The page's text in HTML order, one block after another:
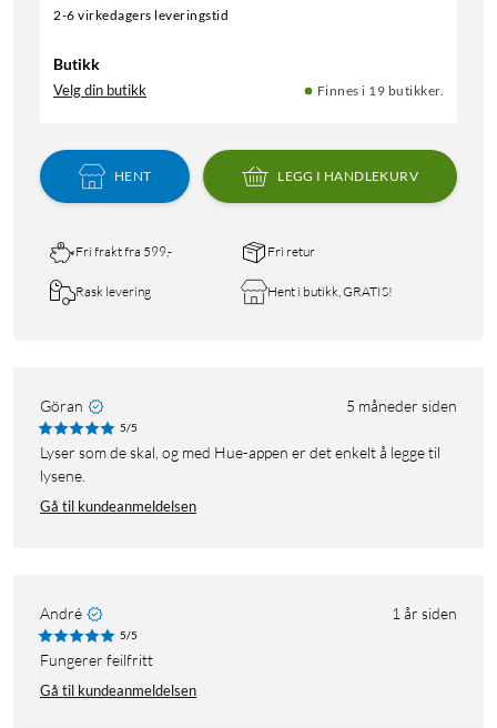
2-6 virkedagers leveringstid
Butikk
Velg din butikk Finnes i 19 butikker.
HENT LEGG I HANDLEKURV
Fri frakt fra 599,- Fri retur
Rask levering Hent i butikk, GRATIS!
Göran 5 måneder siden
5/5
Lyser som de skal, og med Hue-appen er det enkelt å legge til
lysene.
Gå til kundeanmeldelsen
André 1 år siden
5/5
Fungerer feilfritt
Gå til kundeanmeldelsen